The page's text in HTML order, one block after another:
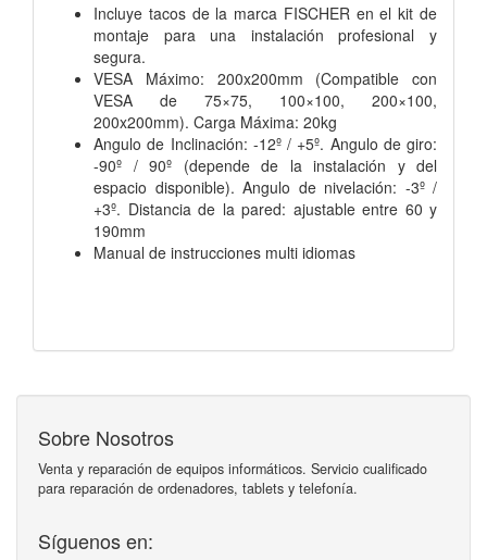
Incluye tacos de la marca FISCHER en el kit de
montaje para una instalación profesional y
segura.
VESA Máximo: 200x200mm (Compatible con
VESA de 75×75, 100×100, 200×100,
200x200mm). Carga Máxima: 20kg
Angulo de Inclinación: -12º / +5º. Angulo de giro:
-90º / 90º (depende de la instalación y del
espacio disponible). Angulo de nivelación: -3º /
+3º. Distancia de la pared: ajustable entre 60 y
190mm
Manual de instrucciones multi idiomas
Sobre Nosotros
Venta y reparación de equipos informáticos. Servicio cualificado
para reparación de ordenadores, tablets y telefonía.
Síguenos en: